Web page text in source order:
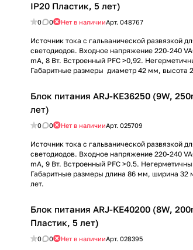
IP20 Пластик, 5 лет)
0 0 Нет в наличииАрт. 048767
Источник тока с гальванической развязкой
светодиодов. Входное напряжение 220-240
mА, 8 Вт. Встроенный PFC >0,92.
Габаритные размеры диаметр 42 мм, высота
Блок питания ARJ-KE36250 (9W,
лет)
0 0 Нет в наличииАрт. 025709
Источник тока с гальванической развязкой
светодиодов. Входное напряжение 220-240
mА, 9 Вт. Встроенный PFC >0.5.
Габаритные размеры длина 86 мм, ширина
лет.
Блок питания ARJ-KE40200 (8W,
Пластик, 5 лет)
0 0 Нет в наличииАрт. 028395